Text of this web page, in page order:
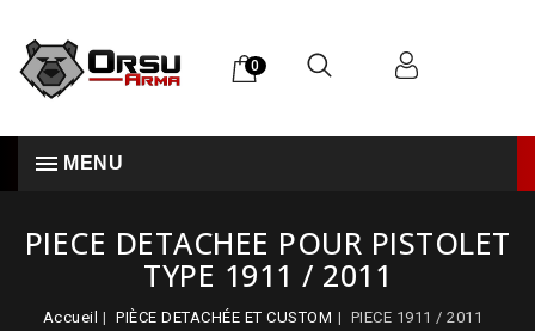
0
MENU
PIECE DETACHEE POUR PISTOLET
TYPE 1911 / 2011
Accueil PIÈCE DETACHÉE ET CUSTOM PIECE 1911 / 2011